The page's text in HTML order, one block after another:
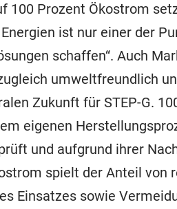
100 Prozent Ökostrom
ist nur einer der
schaffen“. Auch
umweltfreundlich
Zukunft für STEP-G.
eigenen
und aufgrund ihrer
spielt der Anteil von
Einsatzes sowie